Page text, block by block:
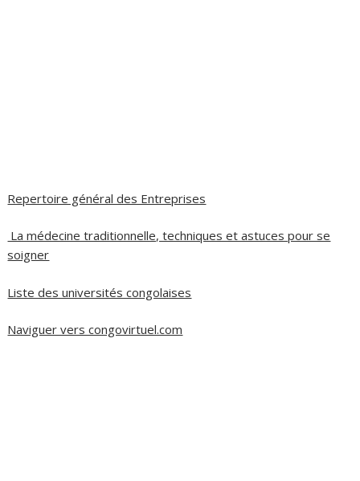
Repertoire général des Entreprises
La médecine traditionnelle, techniques et astuces pour se
soigner
Liste des universités congolaises
Naviguer vers congovirtuel.com